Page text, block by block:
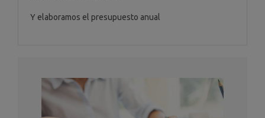
Y elaboramos el presupuesto anual